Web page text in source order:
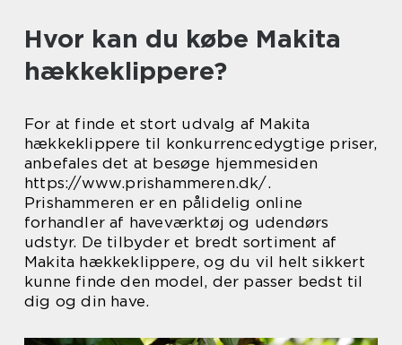
Hvor kan du købe Makita
hækkeklippere?
For at finde et stort udvalg af Makita
hækkeklippere til konkurrencedygtige priser,
anbefales det at besøge hjemmesiden
https://www.prishammeren.dk/.
Prishammeren er en pålidelig online
forhandler af haveværktøj og udendørs
udstyr. De tilbyder et bredt sortiment af
Makita hækkeklippere, og du vil helt sikkert
kunne finde den model, der passer bedst til
dig og din have.